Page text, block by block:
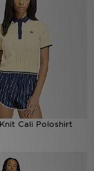
Cali Poloshirt